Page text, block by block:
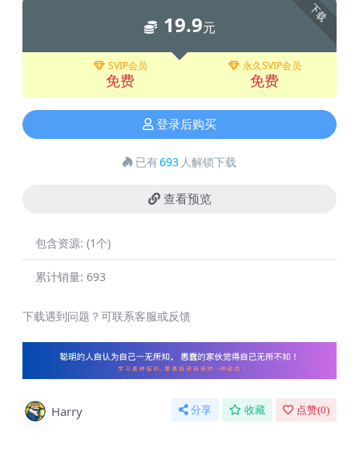
下载
19.9元
SVIP会员
免费
永久SVIP会员
免费
登录后购买
已有693 人解锁下载
查看预览
包含资源: (1个)
累计销量: 693
下载遇到问题？可联系客服或反馈
Harry 分享 收藏 点赞(0)